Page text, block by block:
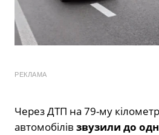
РЕКЛАМА
Через ДТП на 79-му
автомобілів звузили до